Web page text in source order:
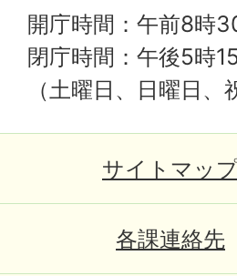
開庁時間：午前8時
閉庁時間：午後5時
（土曜日、日曜日
サイトマッ
各課連絡先